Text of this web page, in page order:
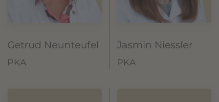
Getrud Neunteufel
PKA
Jasmin Niessler
PKA